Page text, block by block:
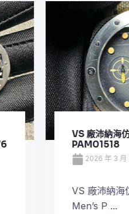
VS 廠沛納海
PAM01518
2026 年 3 月 19
VS 廠沛納海
Men’s P ...